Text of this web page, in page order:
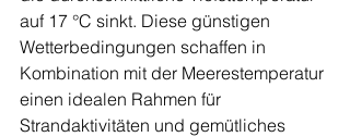
auf 17 °C sinkt. Diese günstigen
Wetterbedingungen schaffen in
Kombination mit der Meerestemperatur
einen idealen Rahmen für
Strandaktivitäten und gemütliches